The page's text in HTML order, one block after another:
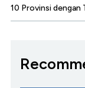
10 Provinsi